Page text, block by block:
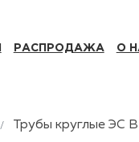
РАСПРОДАЖА О
Трубы круглые ЭС